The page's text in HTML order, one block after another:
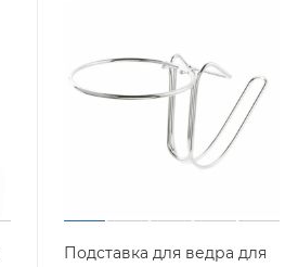
Подставка для ведра для